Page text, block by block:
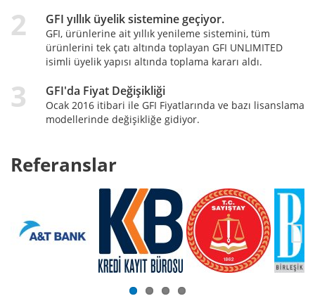
GFI yıllık üyelik sistemine geçiyor.
GFI, ürünlerine ait yıllık yenileme sistemini, tüm
ürünlerini tek çatı altında toplayan GFI UNLIMITED
isimli üyelik yapısı altında toplama kararı aldı.
GFI'da Fiyat Değişikliği
Ocak 2016 itibari ile GFI Fiyatlarında ve bazı lisanslama
modellerinde değişikliğe gidiyor.
Referanslar
Next